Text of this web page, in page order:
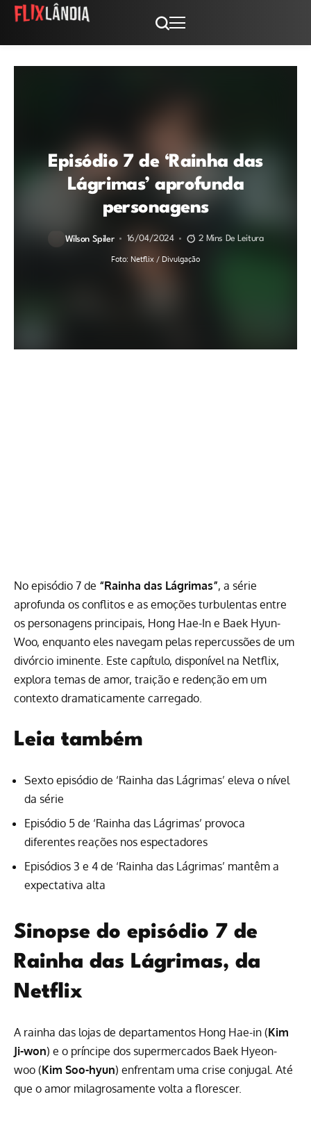
Episódio 7 de ‘Rainha das
Lágrimas’ aprofunda
personagens
Wilson Spiler 16/04/2024 2 Mins De Leitura
Foto: Netflix / Divulgação
No episódio 7 de “Rainha das Lágrimas”, a série
aprofunda os conflitos e as emoções turbulentas entre
os personagens principais, Hong Hae-In e Baek Hyun-
Woo, enquanto eles navegam pelas repercussões de um
divórcio iminente. Este capítulo, disponível na Netflix,
explora temas de amor, traição e redenção em um
contexto dramaticamente carregado.
Leia também
Sexto episódio de ‘Rainha das Lágrimas’ eleva o nível
da série
Episódio 5 de ‘Rainha das Lágrimas’ provoca
diferentes reações nos espectadores
Episódios 3 e 4 de ‘Rainha das Lágrimas’ mantêm a
expectativa alta
Sinopse do episódio 7 de
Rainha das Lágrimas, da
Netflix
A rainha das lojas de departamentos Hong Hae-in (Kim
Ji-won) e o príncipe dos supermercados Baek Hyeon-
woo (Kim Soo-hyun) enfrentam uma crise conjugal. Até
que o amor milagrosamente volta a florescer.